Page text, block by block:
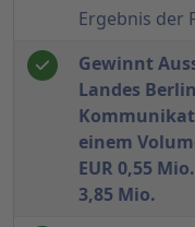
Ergebnis der
Gewinnt
Landes
einem
EUR 0,55
3,85 Mio.